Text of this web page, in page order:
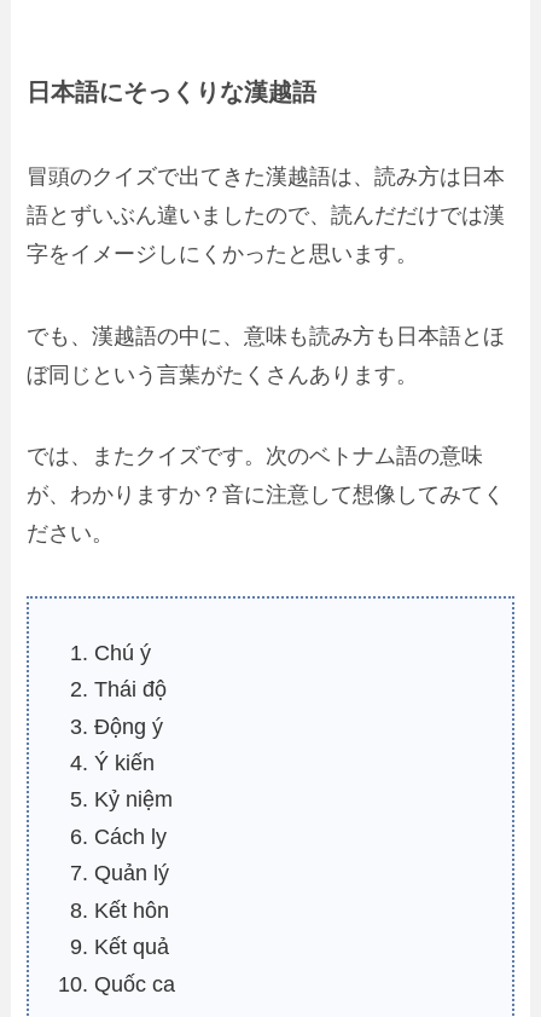
日本語にそっくりな漢越語
冒頭のクイズで出てきた漢越語は、読み方は日本
語とずいぶん違いましたので、読んだだけでは漢
字をイメージしにくかったと思います。
でも、漢越語の中に、意味も読み方も日本語とほ
ぼ同じ という言葉がたくさんあります。
では、またクイズです。次のベトナム語の意味
が、わかりますか？音に注意して想像してみてく
ださい。
Chú ý
Thái độ
Động ý
Ý kiến
Kỷ niệm
Cách ly
Quản lý
Kết hôn
Kết quả
Quốc ca